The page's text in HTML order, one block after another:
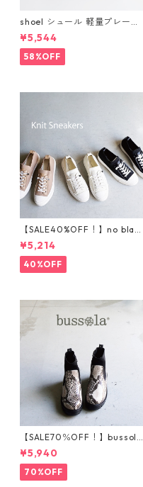
shoel シュール 軽量プレーン
パンプス now235
¥5,544
58%OFF
【SALE40%OFF！】no bland
ニットスニーカー T5001
¥5,214
40%OFF
【SALE70％OFF！】bussola
ブソラ パイソン柄ストレ
ッチショートブーツ 935540
¥5,940
70%OFF